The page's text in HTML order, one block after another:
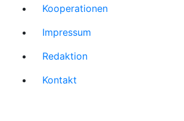
Kooperationen
Impressum
Redaktion
Kontakt